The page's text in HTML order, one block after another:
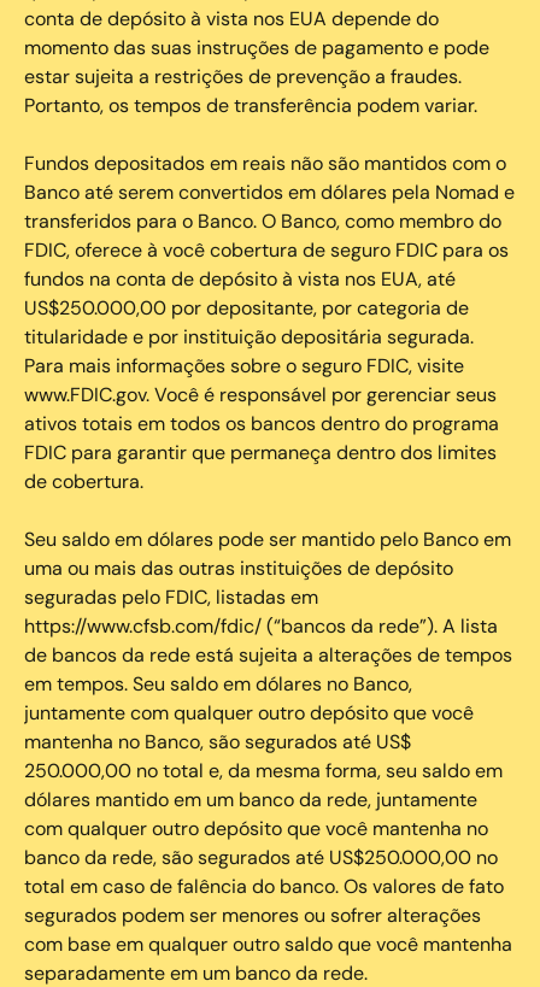
conta de depósito à vista nos EUA depende do
momento das suas instruções de pagamento e pode
estar sujeita a restrições de prevenção a fraudes.
Portanto, os tempos de transferência podem variar.
Fundos depositados em reais não são mantidos com o
Banco até serem convertidos em dólares pela Nomad e
transferidos para o Banco. O Banco, como membro do
FDIC, oferece à você cobertura de seguro FDIC para os
fundos na conta de depósito à vista nos EUA, até
US$250.000,00 por depositante, por categoria de
titularidade e por instituição depositária segurada.
Para mais informações sobre o seguro FDIC, visite
www.FDIC.gov. Você é responsável por gerenciar seus
ativos totais em todos os bancos dentro do programa
FDIC para garantir que permaneça dentro dos limites
de cobertura.
Seu saldo em dólares pode ser mantido pelo Banco em
uma ou mais das outras instituições de depósito
seguradas pelo FDIC, listadas em
https://www.cfsb.com/fdic/ (“bancos da rede”). A lista
de bancos da rede está sujeita a alterações de tempos
em tempos. Seu saldo em dólares no Banco,
juntamente com qualquer outro depósito que você
mantenha no Banco, são segurados até US$
250.000,00 no total e, da mesma forma, seu saldo em
dólares mantido em um banco da rede, juntamente
com qualquer outro depósito que você mantenha no
banco da rede, são segurados até US$250.000,00 no
total em caso de falência do banco. Os valores de fato
segurados podem ser menores ou sofrer alterações
com base em qualquer outro saldo que você mantenha
separadamente em um banco da rede.